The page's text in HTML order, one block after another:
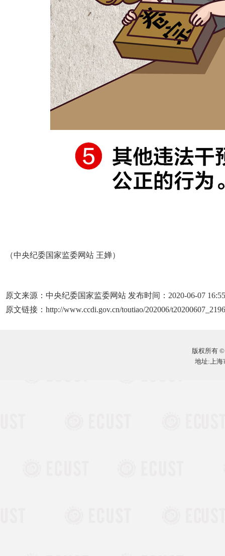
（中央纪委国家监委网站 王婵）
原文来源：中央纪委国家监委网站 发布时间：2020-06-07 16:55
原文链接：http://www.ccdi.gov.cn/toutiao/202006/
版权所有
地址:上